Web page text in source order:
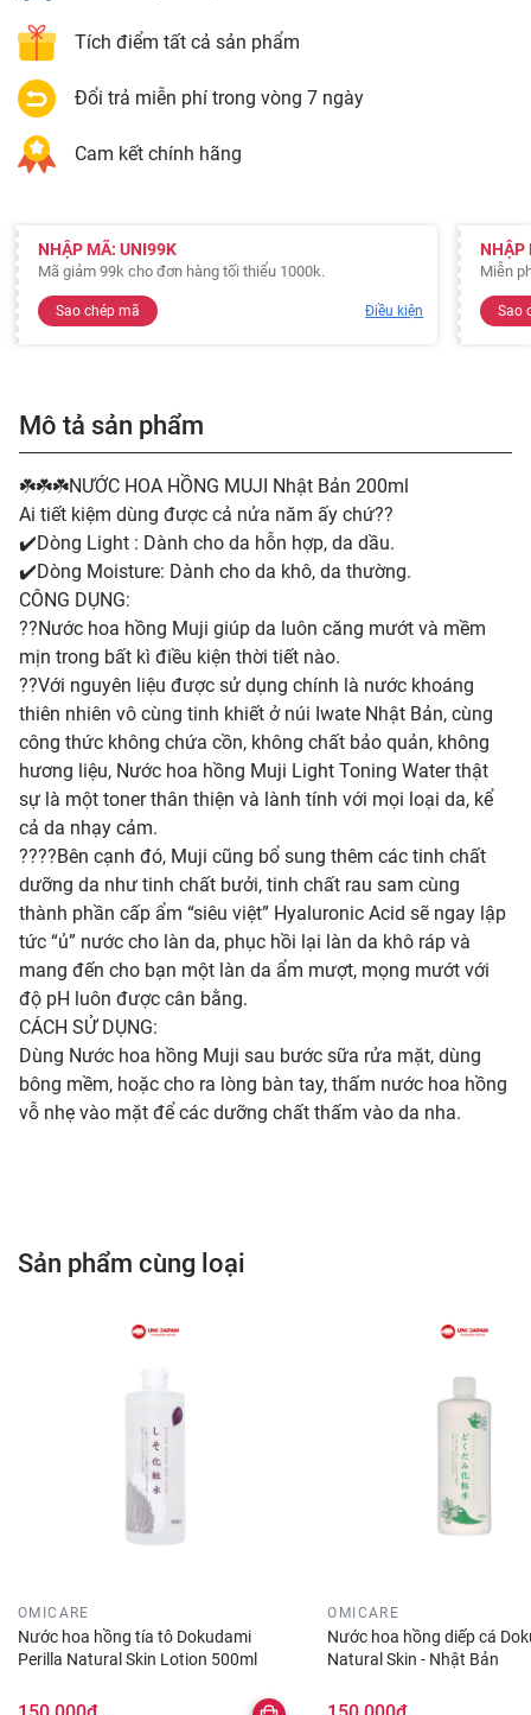
Tích điểm tất cả sản phẩm
Đổi trả miễn phí trong vòng 7 ngày
Cam kết chính hãng
NHẬP MÃ: UNI99K
Mã giảm 99k cho đơn hàng tối thiểu 1000k.
Sao chép mã Điều kiện
NHẬP
Miễn
Sao
Mô tả sản phẩm
☘️☘️☘️NƯỚC HOA HỒNG MUJI Nhật Bản 200ml
Ai tiết kiệm dùng được cả nửa năm ấy chứ??
✔️Dòng Light : Dành cho da hỗn hợp, da dầu.
✔️Dòng Moisture: Dành cho da khô, da thường.
CÔNG DỤNG:
??Nước hoa hồng Muji giúp da luôn căng mướt và mềm
mịn trong bất kì điều kiện thời tiết nào.
??Với nguyên liệu được sử dụng chính là nước khoáng
thiên nhiên vô cùng tinh khiết ở núi Iwate Nhật Bản, cùng
công thức không chứa cồn, không chất bảo quản, không
hương liệu, Nước hoa hồng Muji Light Toning Water thật
sự là một toner thân thiện và lành tính với mọi loại da, kể
cả da nhạy cảm.
????Bên cạnh đó, Muji cũng bổ sung thêm các tinh chất
dưỡng da như tinh chất bưởi, tinh chất rau sam cùng
thành phần cấp ẩm “siêu việt” Hyaluronic Acid sẽ ngay lập
tức “ủ” nước cho làn da, phục hồi lại làn da khô ráp và
mang đến cho bạn một làn da ẩm mượt, mọng mướt với
độ pH luôn được cân bằng.
CÁCH SỬ DỤNG:
Dùng Nước hoa hồng Muji sau bước sữa rửa mặt, dùng
bông mềm, hoặc cho ra lòng bàn tay, thấm nước hoa hồng
vỗ nhẹ vào mặt để các dưỡng chất thấm vào da nha.
Sản phẩm cùng loại
OMICARE
Nước hoa hồng tía tô Dokudami
Perilla Natural Skin Lotion 500ml
OMICARE
Nước hoa hồng diếp cá
Natural Skin - Nhật Bản